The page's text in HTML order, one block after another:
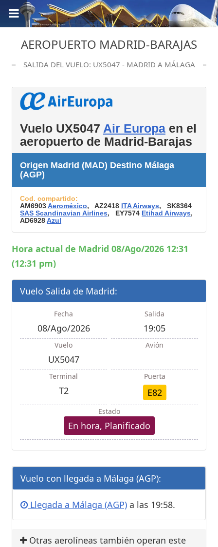
AEROPUERTO MADRID-BARAJAS
SALIDA DEL VUELO: UX5047 - MADRID A MÁLAGA
Vuelo UX5047 Air Europa en el
aeropuerto de Madrid-Barajas
Origen Madrid (MAD) Destino Málaga
(AGP)
Cod. compartido:
AM6903Aeroméxico, AZ2418 ITA Airways, SK8364
SAS Scandinavian Airlines, EY7574 Etihad Airways,
AD6928Azul
Hora actual de Madrid 08/Ago/2026 12:31
(12:31 pm)
Vuelo Salida de Madrid:
Fecha
08/Ago/2026
Salida
19:05
Vuelo
UX5047
Avión
Terminal
T2
Puerta
E82
Estado
En hora, Planificado
Vuelo con llegada a Málaga (AGP):
Llegada a Málaga (AGP) a las 19:58.
Otras aerolíneas también operan este